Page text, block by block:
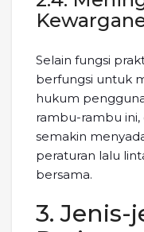
Selain fungsi
berfungsi untuk
hukum
rambu-rambu ini,
semakin
peraturan lalu
bersama.
3. Jenis-